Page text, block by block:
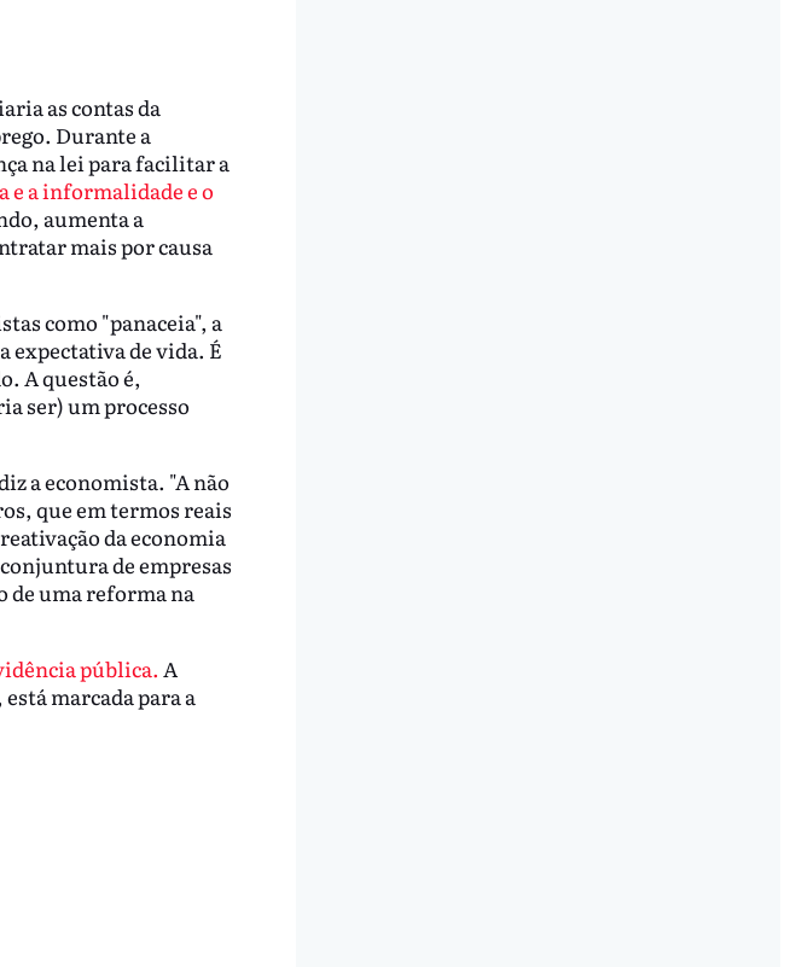
as contas da
Durante a
na lei para facilitar a
e a informalidade e o
aumenta a
mais por causa
como "panaceia", a
expectativa de vida. É
A questão é,
ser) um processo
a economista. "A não
que em termos reais
da economia
de empresas
de uma reforma na
pública. A
marcada para a